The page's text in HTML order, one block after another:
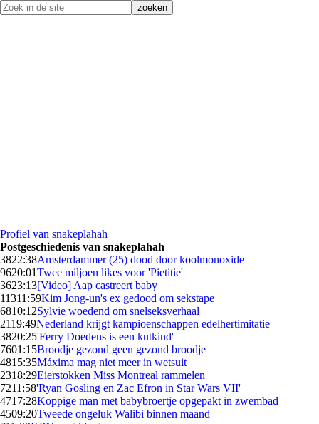
Profiel van snakeplahah
Postgeschiedenis van snakeplahah
3822:38Amsterdammer (25) dood door koolmonoxide
9620:01Twee miljoen likes voor 'Pietitie'
3623:13[Video] Aap castreert baby
11311:59Kim Jong-un's ex gedood om sekstape
6810:12Sylvie woedend om snelseksverhaal
2119:49Nederland krijgt kampioenschappen edelhertimitatie
3820:25'Ferry Doedens is een kutkind'
7601:15Broodje gezond geen gezond broodje
4815:35Máxima mag niet meer in wetsuit
2318:29Eierstokken Miss Montreal rammelen
7211:58'Ryan Gosling en Zac Efron in Star Wars VII'
4717:28Koppige man met babybroertje opgepakt in zwembad
4509:20Tweede ongeluk Walibi binnen maand